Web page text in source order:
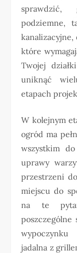
sprawdzić,
podziemne,
kanalizacyjne,
które
Twojej
uniknąć
etapach
W kolejnym
ogród ma
wszystkim
uprawy
przestrzeni
miejscu do
na te
jadalna z